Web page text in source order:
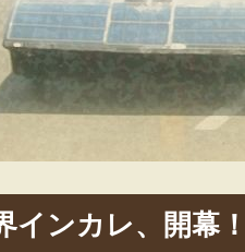
インカレ、開幕